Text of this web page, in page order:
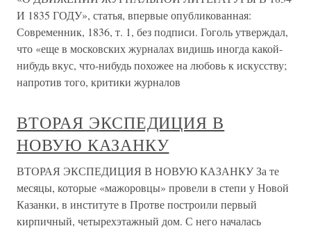
И 1835 ГОДУ», статья, впервые опубликованная:
Современник, 1836, т. 1, без подписи. Гоголь утверждал,
что «еще в московских журналах видишь иногда какой-
нибудь вкус, что-нибудь похожее на любовь к искусству;
напротив того, критики журналов
ВТОРАЯ ЭКСПЕДИЦИЯ В
НОВУЮ КАЗАНКУ
ВТОРАЯ ЭКСПЕДИЦИЯ В НОВУЮ КАЗАНКУ За те
месяцы, которые «мажоровцы» провели в степи у Новой
Казанки, в институте в Протве построили первый
кирпичный, четырехэтажный дом. С него началась